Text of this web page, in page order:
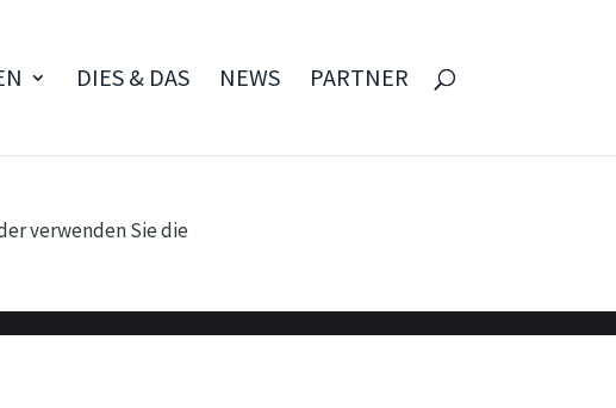
DIES & DAS NEWS PARTNER
verwenden Sie die